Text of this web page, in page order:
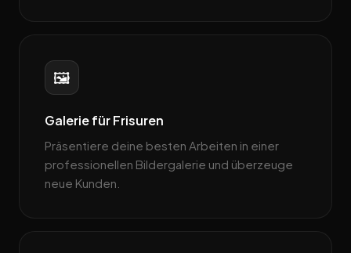
🖼️
Galerie für Frisuren
Präsentiere deine besten Arbeiten in einer
professionellen Bildergalerie und überzeuge
neue Kunden.